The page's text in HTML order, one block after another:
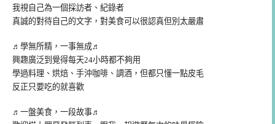
我視自己為一個採訪者、紀錄者
真誠的對待自己的文字，對美食可以很認真但別太嚴肅
♬學無所精，一事無成♬
興趣廣泛到覺得每天24小時都不夠用
學過料理、烘焙、手沖咖啡、調酒，但都只懂一點皮毛
反正只要吃的就喜歡
♬一盤美食，一段故事♬